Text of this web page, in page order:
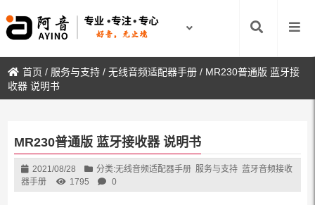
首页 / 服务与支持 /无线音频适配器手册 / MR230普通版 蓝牙接
收器 说明书
MR230普通版 蓝牙接收器 说明书
2021/08/28 分类:无线音频适配器手册 服务与支持 蓝牙音频接收
器手册
1795 0